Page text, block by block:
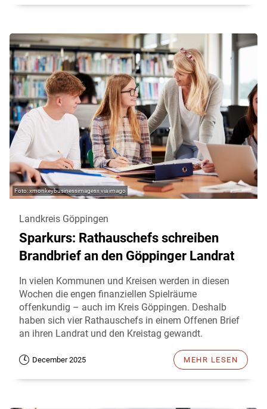
xmonkeybusinessimagesx via imago
Landkreis Göppingen
Sparkurs: Rathauschefs schreiben
Brandbrief an den Göppinger Landrat
In vielen Kommunen und Kreisen werden in diesen
Wochen die engen finanziellen Spielräume
offenkundig – auch im Kreis Göppingen. Deshalb
haben sich vier Rathauschefs in einem Offenen Brief
an ihren Landrat und den Kreistag gewandt.
December 2025 MEHR LESEN